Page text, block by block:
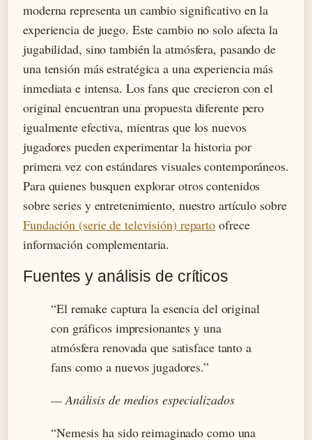
moderna representa un cambio significativo en la
experiencia de juego. Este cambio no solo afecta la
jugabilidad, sino también la atmósfera, pasando de
una tensión más estratégica a una experiencia más
inmediata e intensa. Los fans que crecieron con el
original encuentran una propuesta diferente pero
igualmente efectiva, mientras que los nuevos
jugadores pueden experimentar la historia por
primera vez con estándares visuales contemporáneos.
Para quienes busquen explorar otros contenidos
sobre series y entretenimiento, nuestro artículo sobre
Fundación (serie de televisión) reparto ofrece
información complementaria.
Fuentes y análisis de críticos
“El remake captura la esencia del original
con gráficos impresionantes y una
atmósfera renovada que satisface tanto a
fans como a nuevos jugadores.”
— Análisis de medios especializados
“Nemesis ha sido reimaginado como una